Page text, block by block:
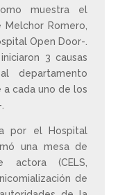
muestra el
Romero,
Open Door-.
3 causas
departamento
cada uno de los
por el Hospital
una mesa de
(CELS,
de